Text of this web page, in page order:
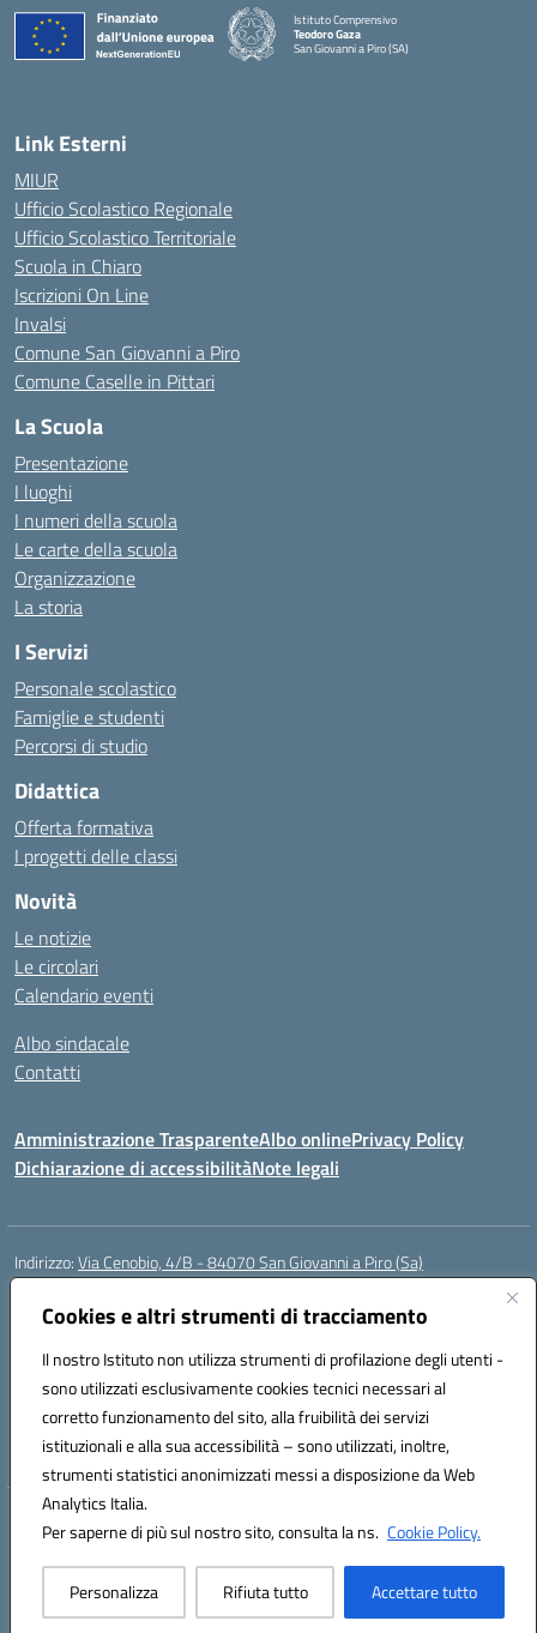
Cookies e altri strumenti di tracciamento
Il nostro Istituto non utilizza strumenti di profilazione degli utenti -
sono utilizzati esclusivamente cookies tecnici necessari al
corretto funzionamento del sito, alla fruibilità dei servizi
istituzionali e alla sua accessibilità – sono utilizzati, inoltre,
strumenti statistici anonimizzati messi a disposizione da Web
Analytics Italia.
Per saperne di più sul nostro sito, consulta la ns. Cookie Policy.
Personalizza Rifiuta tutto Accettare tutto
Istituto Comprensivo
Teodoro Gaza
San Giovanni a Piro (SA)
Link Esterni
MIUR
Ufficio Scolastico Regionale
Ufficio Scolastico Territoriale
Scuola in Chiaro
Iscrizioni On Line
Invalsi
Comune San Giovanni a Piro
Comune Caselle in Pittari
La Scuola
Presentazione
I luoghi
I numeri della scuola
Le carte della scuola
Organizzazione
La storia
I Servizi
Personale scolastico
Famiglie e studenti
Percorsi di studio
Didattica
Offerta formativa
I progetti delle classi
Novità
Le notizie
Le circolari
Calendario eventi
Albo sindacale
Contatti
Amministrazione TrasparenteAlbo onlinePrivacy Policy
Dichiarazione di accessibilitàNote legali
Indirizzo:Via Cenobio, 4/B - 84070 San Giovanni a Piro (Sa)
Centralino:
Posta elettronica certificata (PEC):saic815005@pec.istruzione.it
Codice fiscale: 84001740657
Codice meccanografico:SAIC815005
Codice Indice delle Pubbliche Amministrazioni (IPA): istsc_SAIC815005
Codice unico di fatturazione (CUF): UFDQ9V
Hosting & Powered by 3D Solution S.r.l.
Concept & Design by Designers Italia